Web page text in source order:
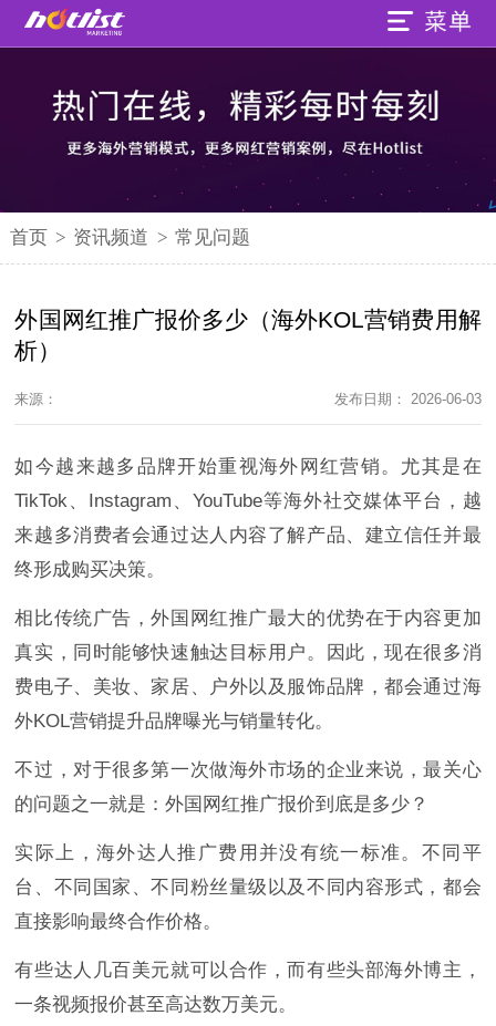
首页 > 资讯频道 > 常见问题
外国网红推广报价多少（海外KOL营销费用解
析）
来源： 发布日期： 2026-06-03
如今越来越多品牌开始重视海外网红营销。尤其是在
TikTok、Instagram、YouTube等海外社交媒体平台，越
来越多消费者会通过达人内容了解产品、建立信任并最
终形成购买决策。
相比传统广告，外国网红推广最大的优势在于内容更加
真实，同时能够快速触达目标用户。因此，现在很多消
费电子、美妆、家居、户外以及服饰品牌，都会通过海
外KOL营销提升品牌曝光与销量转化。
不过，对于很多第一次做海外市场的企业来说，最关心
的问题之一就是：外国网红推广报价到底是多少？
实际上，海外达人推广费用并没有统一标准。不同平
台、不同国家、不同粉丝量级以及不同内容形式，都会
直接影响最终合作价格。
有些达人几百美元就可以合作，而有些头部海外博主，
一条视频报价甚至高达数万美元。